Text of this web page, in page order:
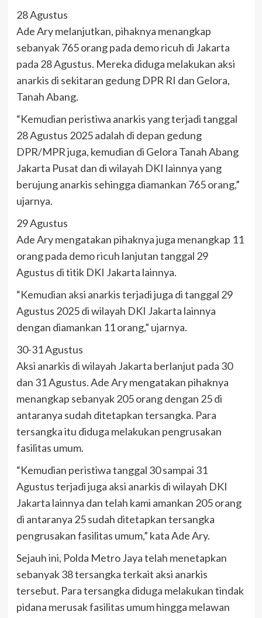
28 Agustus
Ade Ary melanjutkan, pihaknya menangkap
sebanyak 765 orang pada demo ricuh di Jakarta
pada 28 Agustus. Mereka diduga melakukan aksi
anarkis di sekitaran gedung DPR RI dan Gelora,
Tanah Abang.
“Kemudian peristiwa anarkis yang terjadi tanggal
28 Agustus 2025 adalah di depan gedung
DPR/MPR juga, kemudian di Gelora Tanah Abang
Jakarta Pusat dan di wilayah DKI lainnya yang
berujung anarkis sehingga diamankan 765 orang,”
ujarnya.
29 Agustus
Ade Ary mengatakan pihaknya juga menangkap 11
orang pada demo ricuh lanjutan tanggal 29
Agustus di titik DKI Jakarta lainnya.
“Kemudian aksi anarkis terjadi juga di tanggal 29
Agustus 2025 di wilayah DKI Jakarta lainnya
dengan diamankan 11 orang,” ujarnya.
30-31 Agustus
Aksi anarkis di wilayah Jakarta berlanjut pada 30
dan 31 Agustus. Ade Ary mengatakan pihaknya
menangkap sebanyak 205 orang dengan 25 di
antaranya sudah ditetapkan tersangka. Para
tersangka itu diduga melakukan pengrusakan
fasilitas umum.
“Kemudian peristiwa tanggal 30 sampai 31
Agustus terjadi juga aksi anarkis di wilayah DKI
Jakarta lainnya dan telah kami amankan 205 orang
di antaranya 25 sudah ditetapkan tersangka
pengrusakan fasilitas umum,” kata Ade Ary.
Sejauh ini, Polda Metro Jaya telah menetapkan
sebanyak 38 tersangka terkait aksi anarkis
tersebut. Para tersangka diduga melakukan tindak
pidana merusak fasilitas umum hingga melawan